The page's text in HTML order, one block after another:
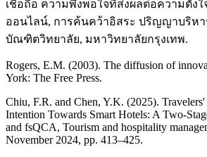
เชื่อถือ ความพึงพอใจที่ส่งผลต่อความตั้ง
ออนไลน์, การค้นคว้าอิสระ ปริญญาบริห
บัณฑิตวิทยาลัย, มหาวิทยาลัยกรุงเทพ.
Rogers, E.M. (2003). The diffusion of
York: The Free Press.
Chiu, F.R. and Chen, Y.K. (2025).
Intention Towards Smart Hotels: A Two-
and fsQCA, Tourism and hospitality
November 2024, pp. 413–425.